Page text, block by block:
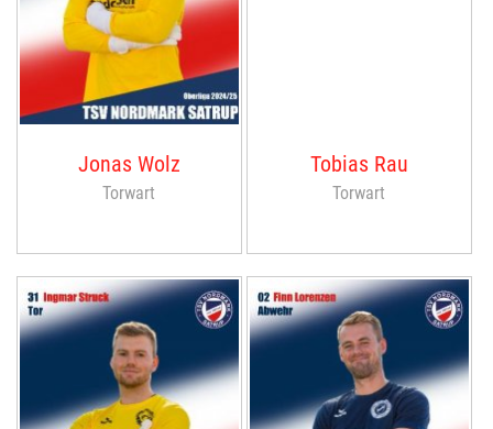
Jonas Wolz
Torwart
Tobias Rau
Torwart